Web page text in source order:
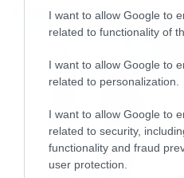
I want to allow Google to
related to functionality of
I want to allow Google to
related to personalization.
I want to allow Google to
related to security,
functionality and fraud
user protection.
Μάλλον κάποιο
κολλήσει και θα το
μόνος ή όταν κάνεις
αυτό πάρει διαστάσεις.
Μη βιαστείς να